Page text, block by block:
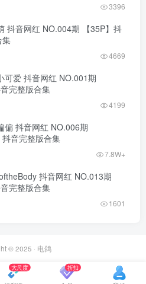
3396
抖音网红 NO.004期 【35P】抖
集
4669
可爱 抖音网红 NO.001期
音完整版合集
4199
偏 抖音网红 NO.006期
抖音完整版合集
7.8W+
抖音网红 NO.013期
音完整版合集
1601
© 2025 · 电鸽
大尺度 折扣